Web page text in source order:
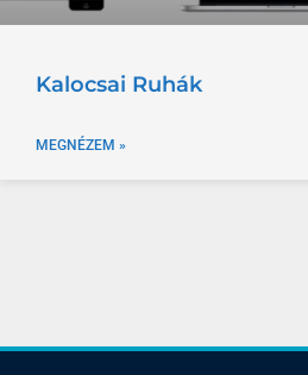
Kalocsai Ruhák
MEGNÉZEM »